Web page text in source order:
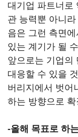
대기업 파트너로
관 능력뿐 아니
음은 그런 측면
있는 계기가 될
앞으로는 기업의
대응할 수 있을
버리지에서 벗어
하는 방향으로
-올해 목표로 하